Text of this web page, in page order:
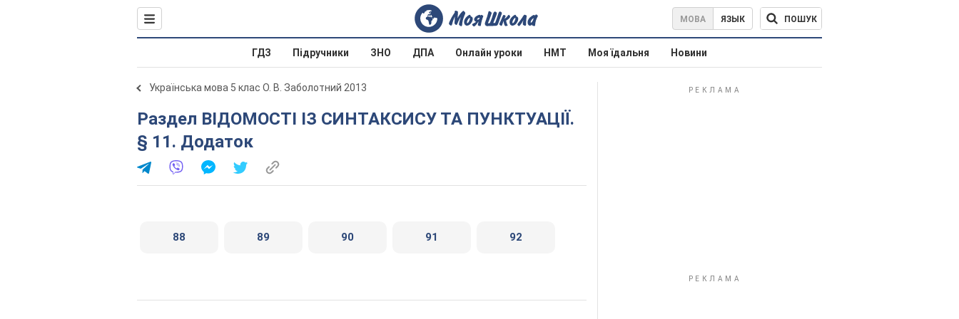
МОВА ЯЗЫК ПОШУК
ГДЗ Підручники ЗНО ДПА Онлайн уроки НМТ Моя їдальня Новини
Українська мова 5 клас О. В. Заболотний 2013
Раздел ВІДОМОСТІ ІЗ СИНТАКСИСУ ТА ПУНКТУАЦІЇ.
§ 11. Додаток
88 89 90 91 92